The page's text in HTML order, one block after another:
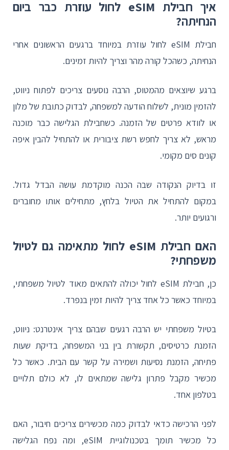
איך חבילת eSIM לחול עוזרת כבר ביום
הנחיתה?
חבילת eSIM לחול עוזרת במיוחד ברגעים הראשונים אחרי
הנחיתה, כשהכל קורה מהר וצריך להיות זמינים.
ברגע שיוצאים מהמטוס, הרבה נוסעים צריכים לפתוח ניווט,
להזמין מונית, לשלוח הודעה למשפחה, לבדוק כתובת של מלון
או לוודא פרטים של הזמנה. כשחבילת הגלישה כבר מוכנה
מראש, לא צריך לחפש רשת ציבורית או להתחיל להבין איפה
קונים סים מקומי.
זו בדיוק הנקודה שבה הכנה מוקדמת עושה הבדל גדול.
במקום להתחיל את הטיול בלחץ, מתחילים אותו מחוברים
ורגועים יותר.
האם חבילת eSIM לחול מתאימה גם לטיול
משפחתי?
כן, חבילת eSIM לחול יכולה להתאים מאוד לטיול משפחתי,
במיוחד כאשר כל אחד צריך להיות זמין בנפרד.
בטיול משפחתי יש הרבה רגעים שבהם צריך אינטרנט: ניווט,
הזמנת כרטיסים, תקשורת בין בני המשפחה, בדיקת שעות
פתיחה, הזמנת נסיעות ושמירה על קשר עם הבית. כאשר כל
מכשיר מקבל פתרון גלישה שמתאים לו, לא כולם תלויים
בטלפון אחד.
לפני הרכישה כדאי לבדוק כמה מכשירים צריכים חיבור, האם
כל מכשיר תומך בטכנולוגיית eSIM, ומה נפח הגלישה